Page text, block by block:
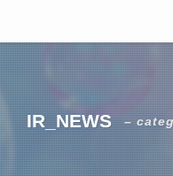
IR_NEWS –